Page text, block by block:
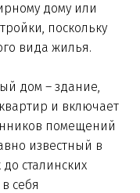
дому или
поскольку
вида жилья.
дом – здание,
и включает
помещений
известный в
сталинских
себя